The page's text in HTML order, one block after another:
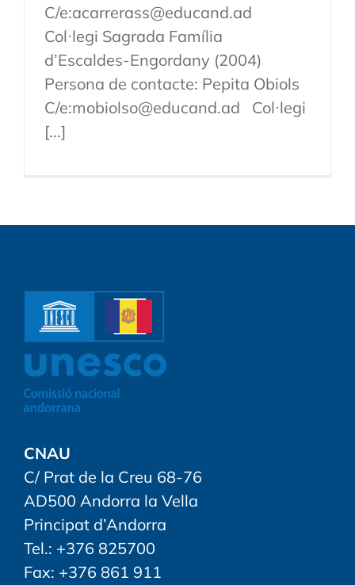
C/e:acarrerass@educand.ad
Col·legi Sagrada Família
d’Escaldes-Engordany (2004)
Persona de contacte: Pepita Obiols
C/e:mobiolso@educand.ad Col·legi
[...]
CNAU
C/ Prat de la Creu 68-76
AD500 Andorra la Vella
Principat d’Andorra
Tel.: +376 825700
Fax: +376 861 911